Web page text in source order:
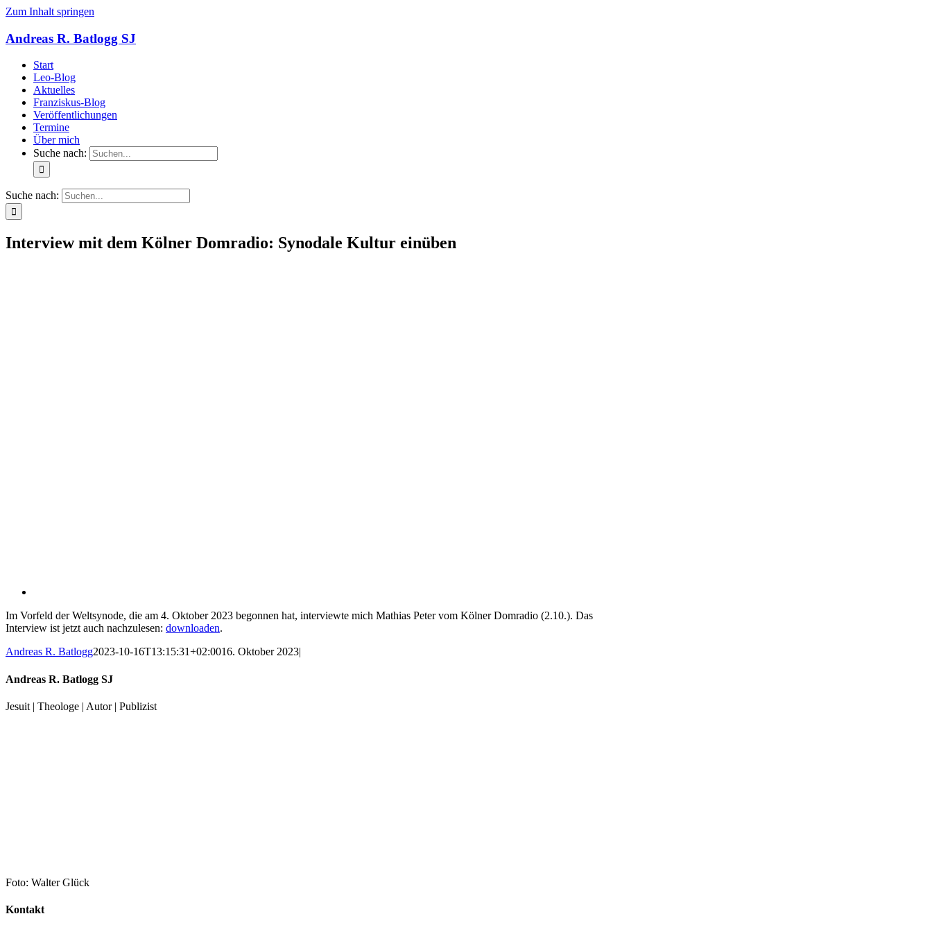
Zum Inhalt springen
Andreas R. Batlogg SJ
Start
Leo-Blog
Aktuelles
Franziskus-Blog
Veröffentlichungen
Termine
Über mich
Suche nach:
Suche nach:
Interview mit dem Kölner Domradio: Synodale Kultur einüben
Im Vorfeld der Weltsynode, die am 4. Oktober 2023 begonnen hat, interviewte mich Mathias Peter vom Kölner Domradio (2.10.). Das
Interview ist jetzt auch nachzulesen: downloaden.
Andreas R. Batlogg2023-10-16T13:15:31+02:0016. Oktober 2023|
Andreas R. Batlogg SJ
Jesuit | Theologe | Autor | Publizist
Foto: Walter Glück
Kontakt